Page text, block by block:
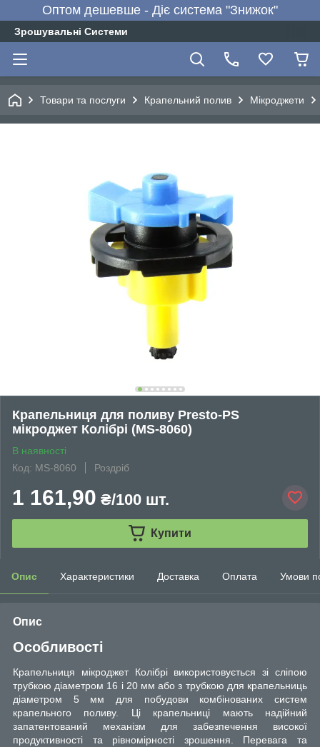
Оптом дешевше - Діє система "Знижок"
Зрошувальні Системи
Товари та послуги Крапельний полив Мікроджети
Крапельниця для поливу Presto-PS
мікроджет Колібрі (MS-8060)
В наявності
Код: MS-8060
Роздріб
1 161,90 ₴/100 шт.
Купити
Опис Характеристики Доставка Оплата Умови
Опис
Особливості
Крапельниця мікроджет Колібрі використовується зі сліпою
трубкою діаметром 16 і 20 мм або з трубкою для крапельниць
діаметром 5 мм для побудови комбінованих систем
крапельного поливу. Ці крапельниці мають надійний
запатентований механізм для забезпечення високої
продуктивності та рівномірності зрошення. Перевага та